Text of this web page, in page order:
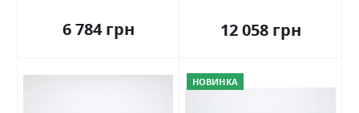
6 784 грн 12 058 грн
НОВИНКА